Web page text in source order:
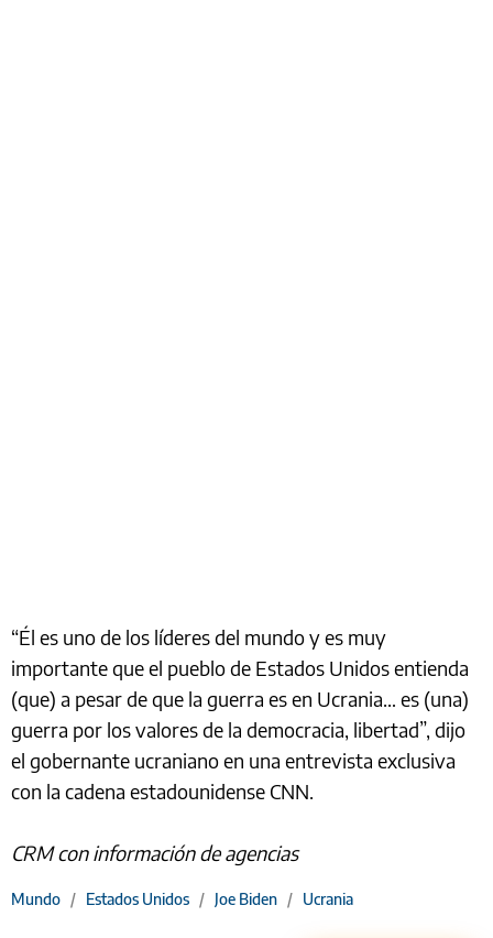
“Él es uno de los líderes del mundo y es muy
importante que el pueblo de Estados Unidos entienda
(que) a pesar de que la guerra es en Ucrania… es (una)
guerra por los valores de la democracia, libertad”, dijo
el gobernante ucraniano en una entrevista exclusiva
con la cadena estadounidense CNN.
CRM con información de agencias
Mundo / Estados Unidos / Joe Biden / Ucrania